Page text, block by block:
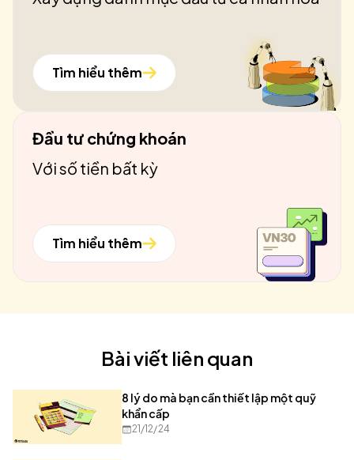
Tìm hiểu thêm
Đầu tư chứng khoán
Với số tiền bất kỳ
Tìm hiểu thêm
Bài viết liên quan
8 lý do mà bạn cần thiết lập một quỹ
khẩn cấp
21/12/24